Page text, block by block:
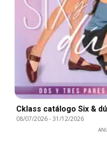
Cklass catálogo Six &
08/07/2026-31/12/2026